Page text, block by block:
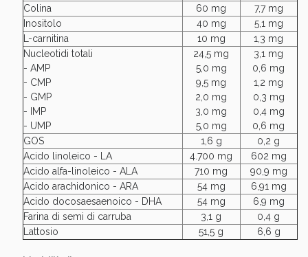
Colina
60 mg
7,7 mg
Inositolo
40 mg
5,1 mg
L-carnitina
10 mg
1,3 mg
Nucleotidi totali
- AMP
- CMP
- GMP
- IMP
- UMP
24,5 mg
5,0 mg
9,5 mg
2,0 mg
3,0 mg
5,0 mg
3,1 mg
0,6 mg
1,2 mg
0,3 mg
0,4 mg
0,6 mg
GOS
1,6 g
0,2 g
Acido linoleico - LA
4.700 mg
602 mg
Acido alfa-linoleico - ALA
710 mg
90,9 mg
Acido arachidonico - ARA
54 mg
6,91 mg
Acido docosaesaenoico - DHA
54 mg
6,9 mg
Farina di semi di carruba
3,1 g
0,4 g
Lattosio
51,5 g 6,6 g